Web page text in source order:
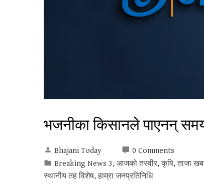
भजनीका किसानले पाएनन्
Bhajani Today
0 Comments
Breaking News 3, आजको तस्वीर, कृषि, ताजा
स्थानीय तह विशेष, हाम्रा जनप्रतिनिधि